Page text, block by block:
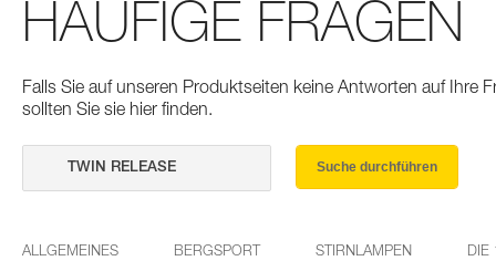
HÄUFIGE FRAGEN
Falls Sie auf unseren Produktseiten keine Antworten auf Ihre
sollten Sie sie hier finden.
Suche durchführen
ALLGEMEINES BERGSPORT STIRNLAMPEN DIE